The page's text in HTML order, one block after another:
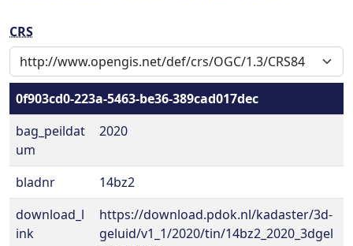
CRS
0f903cd0-223a-5463-be36-389cad017dec
bag_peildat
um
2020
bladnr
14bz2
download_l
ink
https://download.pdok.nl/kadaster/3d-
geluid/v1_1/2020/tin/14bz2_2020_3dgel